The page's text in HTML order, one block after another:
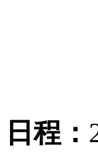
日程：